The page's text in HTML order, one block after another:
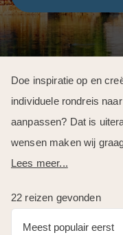
Doe inspiratie op en
individuele rondreis
aanpassen? Dat is
wensen maken wij
Lees meer...
22 reizen gevonden